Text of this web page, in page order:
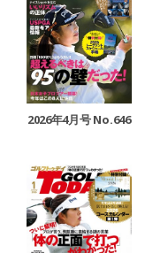
2026年4月号 No.646